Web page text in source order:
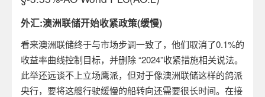
外汇:澳洲联储开始收紧政策(缓慢)
看来澳洲联储终于与市场步调一致了，他们取消了0.1%的
收益率曲线控制目标，并删除 “2024”收紧措施相关说法。
此举还远谈不上立场鹰派，但对于像澳洲联储这样的鸽派
央行，要将这艘行驶缓慢的船转向还需要很长时间。在接